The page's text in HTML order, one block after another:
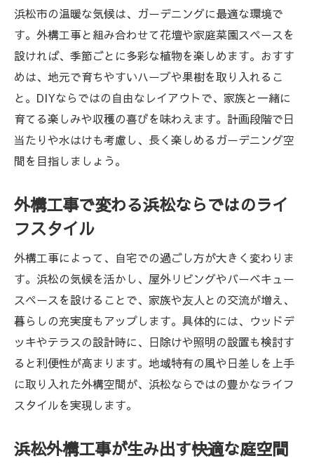
浜松市の温暖な気候は、ガーデニングに最適な環境で
す。外構工事と組み合わせて花壇や家庭菜園スペースを
設ければ、季節ごとに多彩な植物を楽しめます。おすす
めは、地元で育ちやすいハーブや果樹を取り入れるこ
と。DIYならではの自由なレイアウトで、家族と一緒に
育てる楽しみや収穫の喜びを味わえます。計画段階で日
当たりや水はけも考慮し、長く楽しめるガーデニング空
間を目指しましょう。
外構工事で変わる浜松ならではのライ
フスタイル
外構工事によって、自宅での過ごし方が大きく変わりま
す。浜松の気候を活かし、屋外リビングやバーベキュー
スペースを設けることで、家族や友人との交流が増え、
暮らしの充実度もアップします。具体的には、ウッドデ
ッキやテラスの設計時に、日除けや照明の設置も検討す
ると利便性が高まります。地域特有の風や日差しを上手
に取り入れた外構空間が、浜松ならではの豊かなライフ
スタイルを実現します。
浜松外構工事が生み出す快適な庭空間